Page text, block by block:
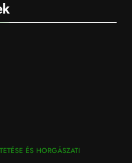
ÉS HORGÁSZATI